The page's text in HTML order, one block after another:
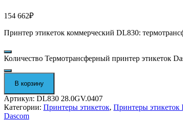
154 662₽
Принтер этикеток коммерческий DL830:
Количество Термотрансферный принтер этикеток
В корзину
Артикул: DL830 28.0GV.0407
Категории: Принтеры этикеток, Принтеры этикеток
Dascom